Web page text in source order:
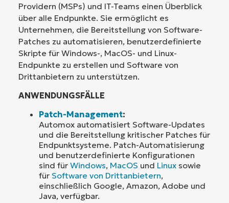
Providern (MSPs) und IT-Teams einen Überblick
über alle Endpunkte. Sie ermöglicht es
Unternehmen, die Bereitstellung von Software-
Patches zu automatisieren, benutzerdefinierte
Skripte für Windows-, MacOS- und Linux-
Endpunkte zu erstellen und Software von
Drittanbietern zu unterstützen.
ANWENDUNGSFÄLLE
Patch-Management:
Automox automatisiert Software-Updates
und die Bereitstellung kritischer Patches für
Endpunktsysteme. Patch-Automatisierung
und benutzerdefinierte Konfigurationen
sind für Windows, MacOS und Linux sowie
für Software von Drittanbietern,
einschließlich Google, Amazon, Adobe und
Java, verfügbar.